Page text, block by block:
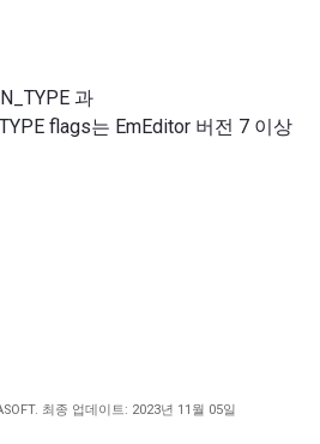
과
flags는 EmEditor 버전 7 이상
최종 업데이트: 2023년 11월 05일